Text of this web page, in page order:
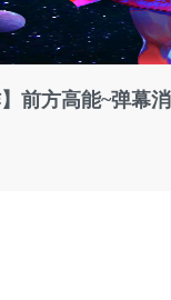
】前方高能~弹幕